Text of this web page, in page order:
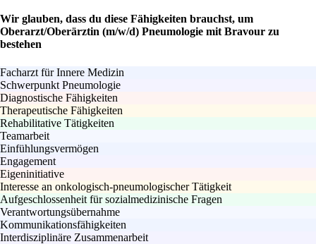
Wir glauben, dass du diese Fähigkeiten brauchst, um
Oberarzt/Oberärztin (m/w/d) Pneumologie mit Bravour zu
bestehen
Facharzt für Innere Medizin
Schwerpunkt Pneumologie
Diagnostische Fähigkeiten
Therapeutische Fähigkeiten
Rehabilitative Tätigkeiten
Teamarbeit
Einfühlungsvermögen
Engagement
Eigeninitiative
Interesse an onkologisch-pneumologischer Tätigkeit
Aufgeschlossenheit für sozialmedizinische Fragen
Verantwortungsübernahme
Kommunikationsfähigkeiten
Interdisziplinäre Zusammenarbeit